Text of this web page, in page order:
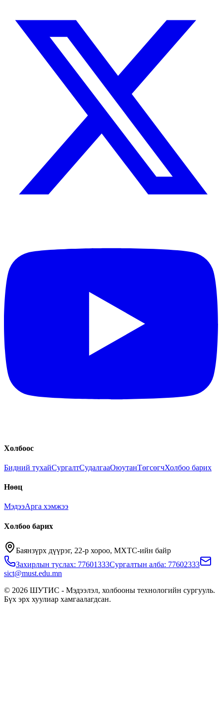
Холбоос
Бидний тухайСургалтСудалгааОюутанТөгсөгчХолбоо барих
Нөөц
МэдээАрга хэмжээ
Холбоо барих
Баянзүрх дүүрэг, 22-р хороо, МХТС-ийн байр
Захирлын туслах: 77601333Сургалтын алба: 77602333
sict@must.edu.mn
© 2026 ШУТИС - Мэдээлэл, холбооны технологийн сургууль.
Бүх эрх хуулиар хамгаалагдсан.